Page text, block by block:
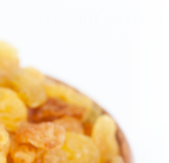
soarelui* presat la